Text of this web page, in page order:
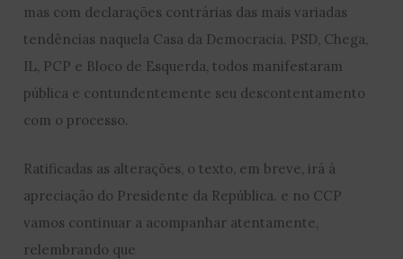
mas com declarações contrárias das mais variadas
tendências naquela Casa da Democracia. PSD, Chega,
IL, PCP e Bloco de Esquerda, todos manifestaram
pública e contundentemente seu descontentamento
com o processo.
Ratificadas as alterações, o texto, em breve, irá à
apreciação do Presidente da República. e no CCP
vamos continuar a acompanhar atentamente,
relembrando que